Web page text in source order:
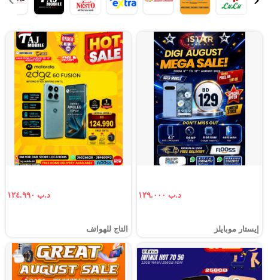
د.ب ١٢٩.٠٠٠
إيستار موبايلز
د.ب ١٢٤.٩٩٠
التاج للهواتف